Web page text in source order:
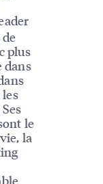
plus
dans
les
le
la